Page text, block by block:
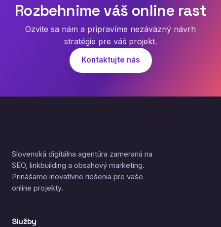
Rozbehnime váš online rast
Ozvite sa nám a pripravíme nezáväzný návrh
stratégie pre váš projekt.
Kontaktujte nás
Slovenská digitálna agentúra zameraná na
SEO, linkbuilding a obsahový marketing.
Prinášame inovatívne riešenia pre vaše
online projekty.
Služby